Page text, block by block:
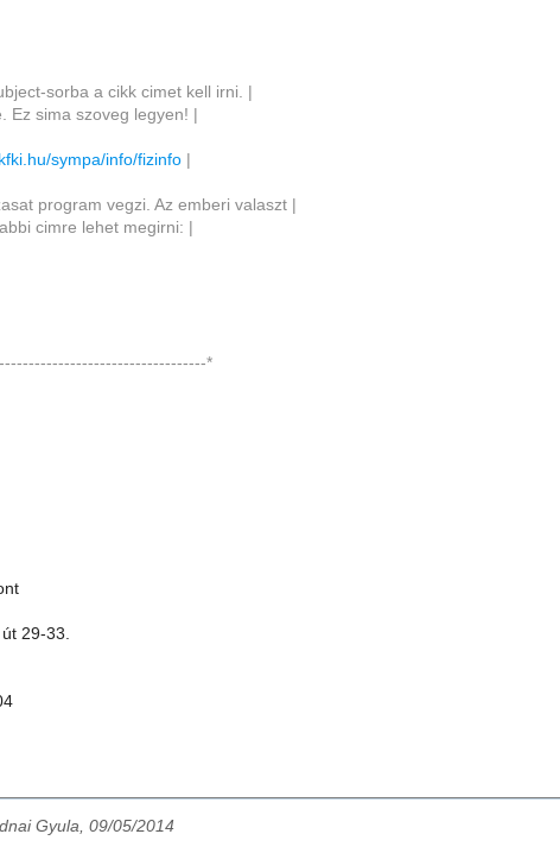
sorba a cikk cimet kell irni. |
Ez sima szoveg legyen! |
sympa/info/fizinfo
program vegzi. Az emberi valaszt |
cimre lehet megirni: |
*
29-33.
Gyula, 09/05/2014